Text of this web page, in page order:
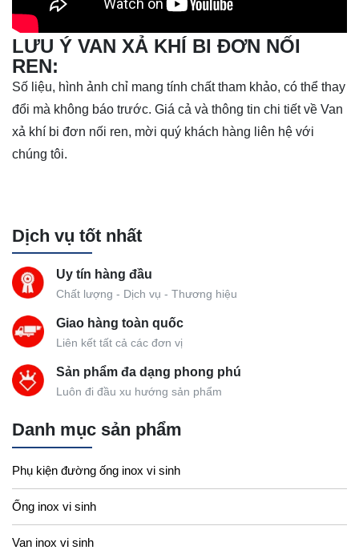
LƯU Ý VAN XẢ KHÍ BI ĐƠN NỐI
REN:
Số liệu, hình ảnh chỉ mang tính chất tham khảo, có thể thay
đổi mà không báo trước. Giá cả và thông tin chi tiết về Van
xả khí bi đơn nối ren, mời quý khách hàng liên hệ với
chúng tôi.
Dịch vụ tốt nhất
Uy tín hàng đầu
Chất lượng - Dịch vụ - Thương hiệu
Giao hàng toàn quốc
Liên kết tất cả các đơn vị
Sản phẩm đa dạng phong phú
Luôn đi đầu xu hướng sản phẩm
Danh mục sản phẩm
Phụ kiện đường ống inox vi sinh
Ống inox vi sinh
Van inox vi sinh